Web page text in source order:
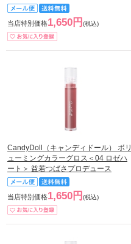
当店特別価格1,650円 (税込)
CandyDoll（キャンディドール） ボリ
ューミングカラーグロス＜04 ロゼハ
ート＞ 益若つばさプロデュース
当店特別価格1,650円 (税込)